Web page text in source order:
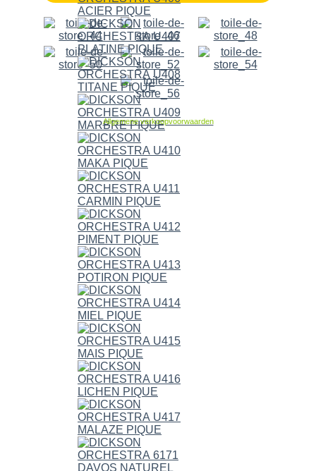
Allgemene verkoopvoorwaarden